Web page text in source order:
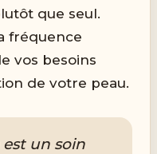
que seul.
fréquence
vos besoins
de votre peau.
est un soin